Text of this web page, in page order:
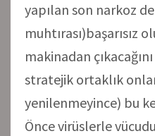
yapılan son narkoz
muhtırası)başarısız
makinadan
stratejik ortaklık
yenilenmeyince) bu
Önce virüslerle